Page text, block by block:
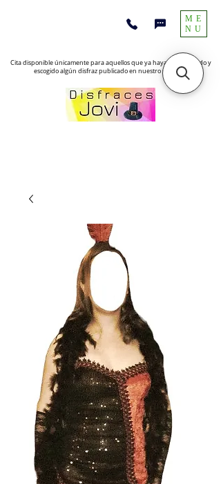
Cita disponible únicamente para aquellos que ya hayan encontrado y
escogido algún disfraz publicado en nuestro sitio web
ME
NU